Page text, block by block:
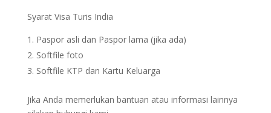
Syarat Visa Turis India
Paspor asli dan Paspor lama (jika ada)
Softfile foto
Softfile KTP dan Kartu Keluarga
Jika Anda memerlukan bantuan atau informasi lainnya